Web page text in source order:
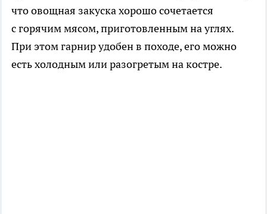
что овощная закуска хорошо сочетается
с горячим мясом, приготовленным на углях.
При этом гарнир удобен в походе, его можно
есть холодным или разогретым на костре.